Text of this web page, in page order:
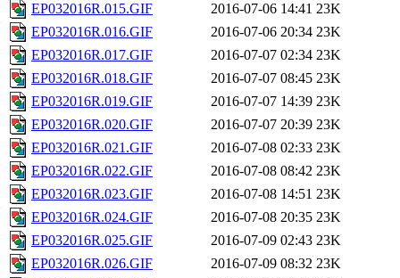
EP032016R.015.GIF
2016-07-06 14:41 23K
EP032016R.016.GIF
2016-07-06 20:34 23K
EP032016R.017.GIF
2016-07-07 02:34 23K
EP032016R.018.GIF
2016-07-07 08:45 23K
EP032016R.019.GIF
2016-07-07 14:39 23K
EP032016R.020.GIF
2016-07-07 20:39 23K
EP032016R.021.GIF
2016-07-08 02:33 23K
EP032016R.022.GIF
2016-07-08 08:42 23K
EP032016R.023.GIF
2016-07-08 14:51 23K
EP032016R.024.GIF
2016-07-08 20:35 23K
EP032016R.025.GIF
2016-07-09 02:43 23K
EP032016R.026.GIF
2016-07-09 08:32 23K